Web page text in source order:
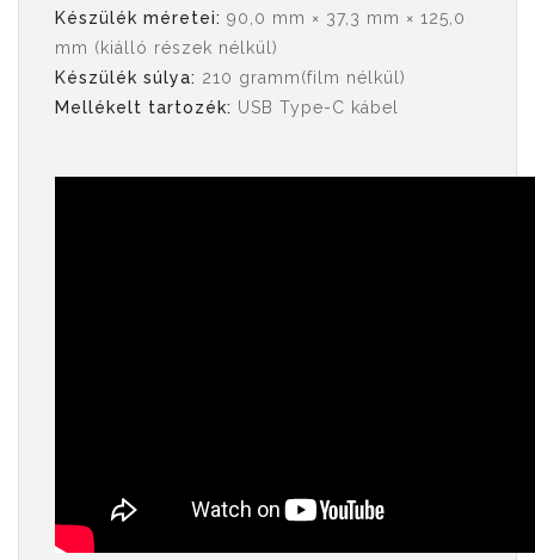
Készülék méretei: 90,0 mm × 37,3 mm × 125,0
mm (kiálló részek nélkül)
Készülék súlya: 210 gramm(film nélkül)
Mellékelt tartozék: USB Type-C kábel